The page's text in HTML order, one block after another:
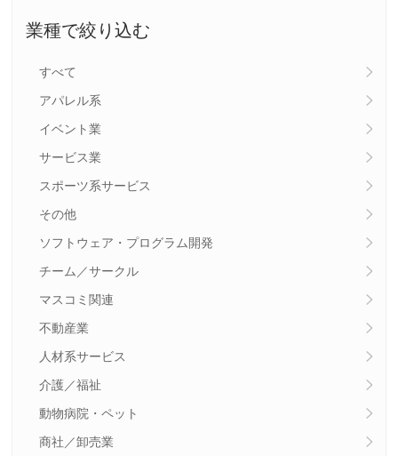
業種で絞り込む
すべて
アパレル系
イベント業
サービス業
スポーツ系サービス
その他
ソフトウェア・プログラム開発
チーム／サークル
マスコミ関連
不動産業
人材系サービス
介護／福祉
動物病院・ペット
商社／卸売業